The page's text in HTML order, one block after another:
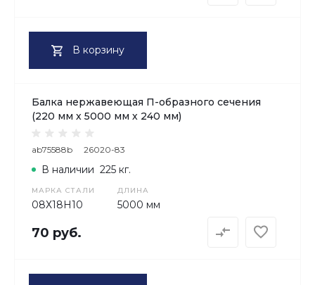
В корзину
Балка нержавеющая П-образного сечения
(220 мм х 5000 мм х 240 мм)
ab75588b 26020-83
МАРКА СТАЛИ
08Х18H10
ДЛИНА
5000 мм
В наличии 225 кг.
70 руб.